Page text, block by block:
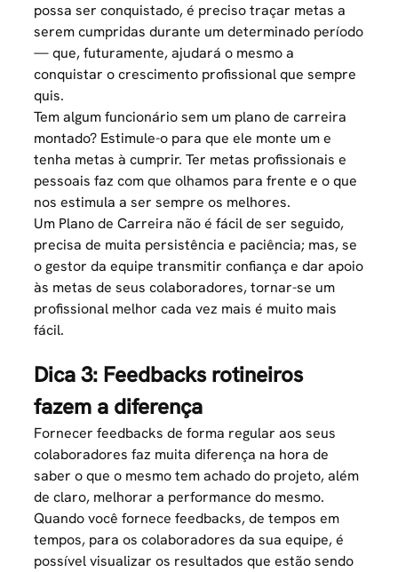
possa ser conquistado, é preciso traçar metas a
serem cumpridas durante um determinado período
— que, futuramente, ajudará o mesmo a
conquistar o crescimento profissional que sempre
quis.
Tem algum funcionário sem um plano de carreira
montado? Estimule-o para que ele monte um e
tenha metas à cumprir. Ter metas profissionais e
pessoais faz com que olhamos para frente e o que
nos estimula a ser sempre os melhores.
Um Plano de Carreira não é fácil de ser seguido,
precisa de muita persistência e paciência; mas, se
o gestor da equipe transmitir confiança e dar apoio
às metas de seus colaboradores, tornar-se um
profissional melhor cada vez mais é muito mais
fácil.
Dica 3: Feedbacks rotineiros
fazem a diferença
Fornecer feedbacks de forma regular aos seus
colaboradores faz muita diferença na hora de
saber o que o mesmo tem achado do projeto, além
de claro, melhorar a performance do mesmo.
Quando você fornece feedbacks, de tempos em
tempos, para os colaboradores da sua equipe, é
possível visualizar os resultados que estão sendo